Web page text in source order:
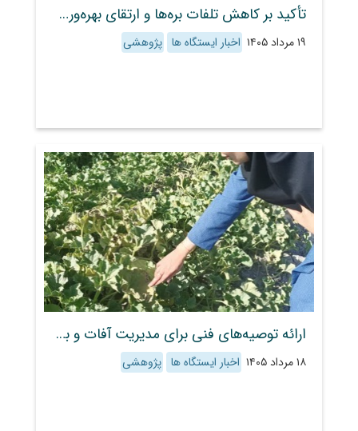
تأکید بر کاهش تلفات بره‌ها و ارتقای بهره‌وری واحد دامپروری علی‌آباد کمین
۱۹ مرداد ۱۴۰۵ اخبار ایستگاه ها پژوهشی
ارائه توصیه‌های فنی برای مدیریت آفات و بیماری‌های مزارع کدوییان
۱۸ مرداد ۱۴۰۵ اخبار ایستگاه ها پژوهشی